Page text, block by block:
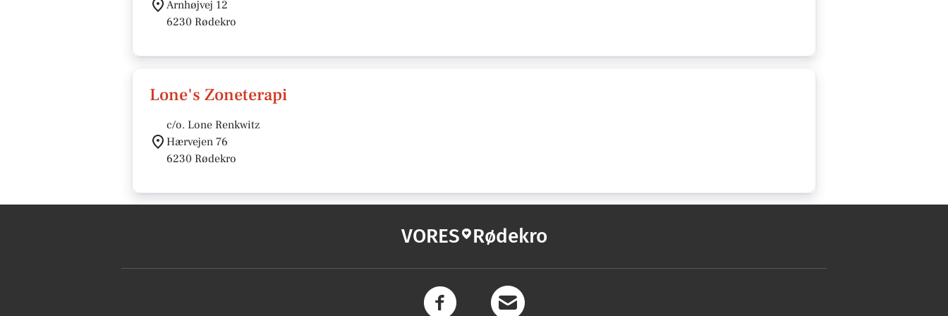
Arnhøjvej 12
6230 Rødekro
Lone's Zoneterapi
c/o. Lone Renkwitz
Hærvejen 76
6230 Rødekro
VORES Rødekro